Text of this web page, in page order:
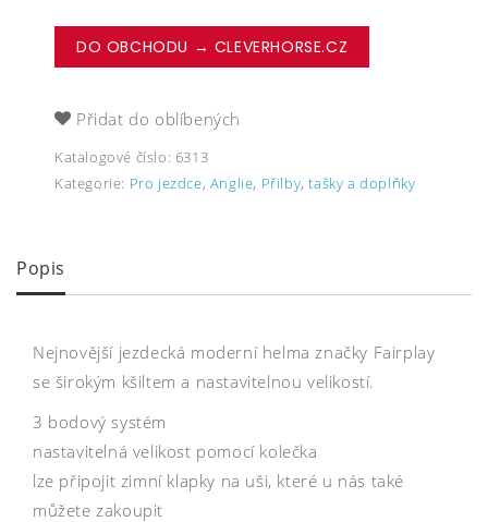
DO OBCHODU → CLEVERHORSE.CZ
Přidat do oblíbených
Katalogové číslo: 6313
Kategorie: Pro jezdce, Anglie, Přilby, tašky a doplňky
Popis
Nejnovější jezdecká moderní helma značky Fairplay
se širokým kšiltem a nastavitelnou velikostí.
3 bodový systém
nastavitelná velikost pomocí kolečka
lze připojit zimní klapky na uši, které u nás také
můžete zakoupit